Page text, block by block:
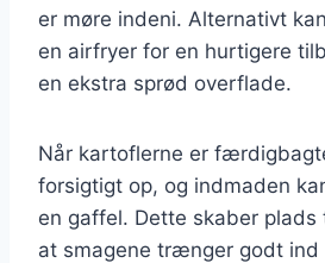
er møre indeni. Alternativt
en airfryer for en hurtigere
en ekstra sprød overflade.
Når kartoflerne er
forsigtigt op, og indmaden
en gaffel. Dette skaber plads
at smagene trænger godt ind